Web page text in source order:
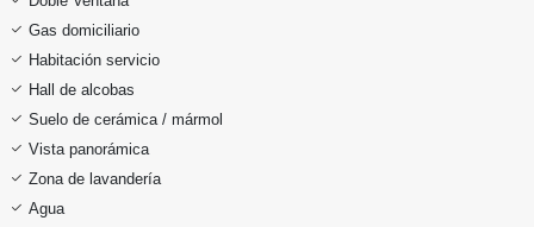
Gas domiciliario
Habitación servicio
Hall de alcobas
Suelo de cerámica / mármol
Vista panorámica
Zona de lavandería
Agua